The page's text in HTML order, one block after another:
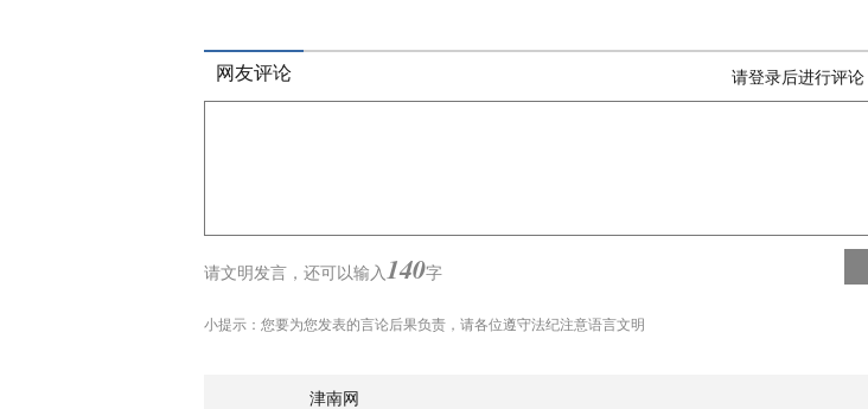
网友评论 请登录后进行评论
请文明发言， 还可以输入140字
小提示：您要为您发表的言论后果负责，请各位遵守法纪注意语言文明
津南网